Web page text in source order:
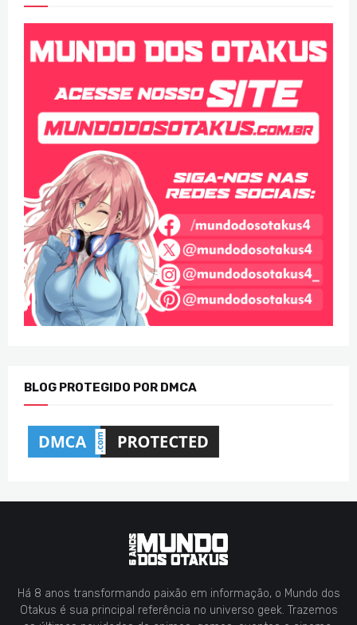
BLOG PROTEGIDO POR DMCA
Há 8 anos transformando paixão em informação, o Mundo dos
Otakus é sua principal referência no universo geek. Trazemos